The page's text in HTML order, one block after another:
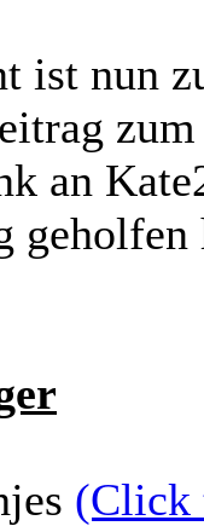
ist nun
an
(Click